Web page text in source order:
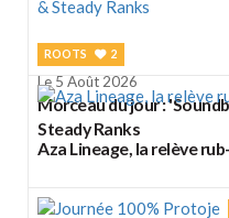
ROOTS 2
Le 5 Août 2026
Morceau du jour :
Steady Ranks
Aza Lineage, la relève